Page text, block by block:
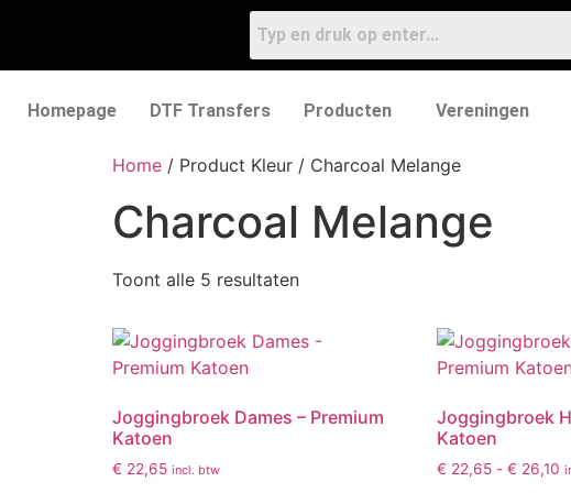
Homepage DTF Transfers Producten Vereningen
Home / Product Kleur / Charcoal Melange
Charcoal Melange
Toont alle 5 resultaten
Joggingbroek Dames – Premium
Katoen
€ 22,65 incl. btw
Joggingbroek
Katoen
€ 22,65 - € 26,10